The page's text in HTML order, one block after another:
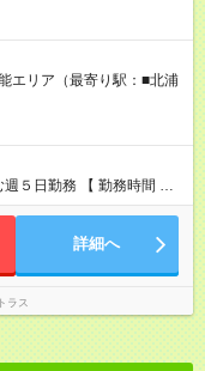
エリア（最寄り駅：■北浦
【 勤務時間 】
h） ※残業ほとんどありま
詳細へ
ラス